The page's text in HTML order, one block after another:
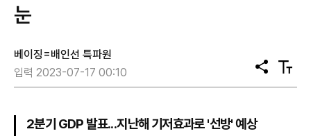
눈
베이징=배인선 특파원
입력 2023-07-17 00:10
공
유
텍
스
2분기 GDP 발표...지난해 기저효과로 '선방' 예상